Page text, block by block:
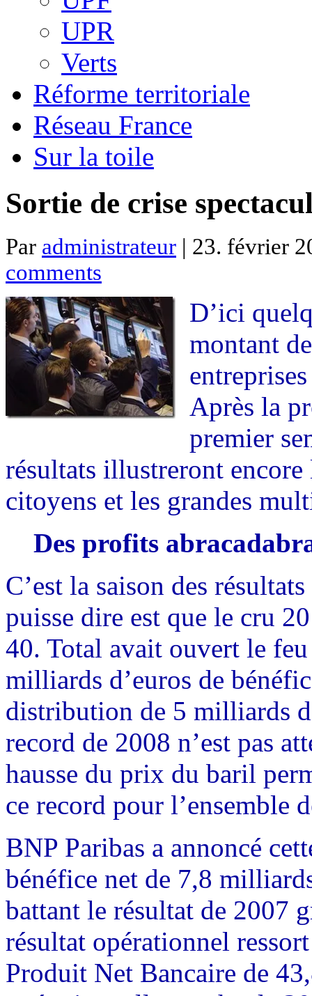
UPR
Verts
Réforme territoriale
Réseau France
Sur la toile
Sortie de crise
Par administrateur | 23. février
comments
D’ici
montant
Après la
premier
résultats illustreront encore
citoyens et les grandes
Des profits
C’est la saison des
puisse dire est que le cru
40. Total avait ouvert le
milliards d’euros de
distribution de 5 milliards
record de 2008 n’est pas
hausse du prix du baril
ce record pour l’ensemble
BNP Paribas a annoncé
bénéfice net de 7,8
battant le résultat de 2007
résultat opérationnel
Produit Net Bancaire de